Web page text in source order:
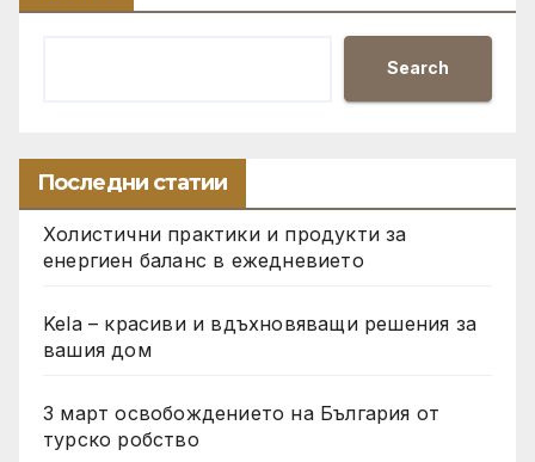
Search
Последни статии
Холистични практики и продукти за
енергиен баланс в ежедневието
Kela – красиви и вдъхновяващи решения за
вашия дом
3 март освобождението на България от
турско робство